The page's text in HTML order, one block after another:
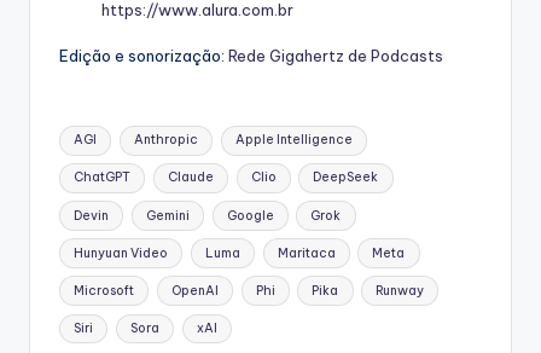
https://www.alura.com.br
Edição e sonorização: Rede Gigahertz de Podcasts
Tags:
AGI Anthropic Apple Intelligence
ChatGPT Claude Clio DeepSeek
Devin Gemini Google Grok
Hunyuan Video Luma Maritaca Meta
Microsoft OpenAI Phi Pika Runway
Siri Sora xAI